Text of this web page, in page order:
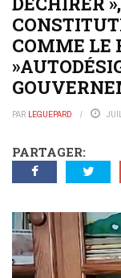
COMME LE
PAR LEGUEPARD
PARTAGER: